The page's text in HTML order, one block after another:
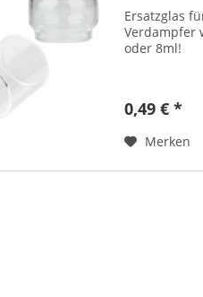
Ersatzglas
Verdampfer
oder 8ml!
0,49 € *
Merken